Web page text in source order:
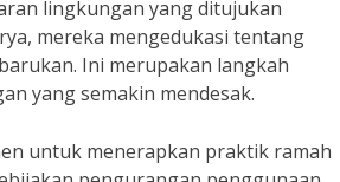
lingkungan yang ditujukan
mereka mengedukasi tentang
Ini merupakan langkah
yang semakin mendesak.
untuk menerapkan praktik ramah